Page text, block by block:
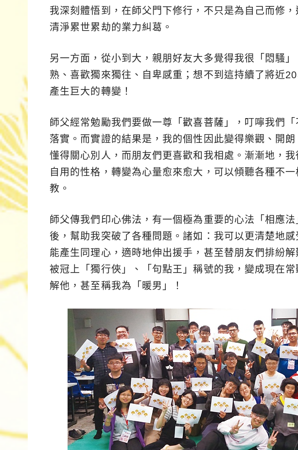
我深刻體悟到，在師父門下修行，不只是為自己而修，
清淨累世累劫的業力糾葛。
另一方面，從小到大，親朋好友大多覺得我很「悶騷
熟、喜歡獨來獨往、自卑感重；想不到這持續了將近
產生巨大的轉變！
師父經常勉勵我們要做一尊「歡喜菩薩 」，叮嚀我們
落實。而實證的結果是，我的個性因此變得樂觀、開朗
懂得關心別人，而朋友們更喜歡和我相處。漸漸地，
自用的性格，轉變為心量愈來愈大，可以傾聽各種不
教。
師父傳我們印心佛法，有一個極為重要的心法「相應
後，幫助我突破了各種問題。諸如：我可以更清楚地
能產生同理心，適時地伸出援手，甚至替朋友們排紛
被冠上「獨行俠」、「句點王」稱號的我，變成現在
解他，甚至稱我為「暖男」！